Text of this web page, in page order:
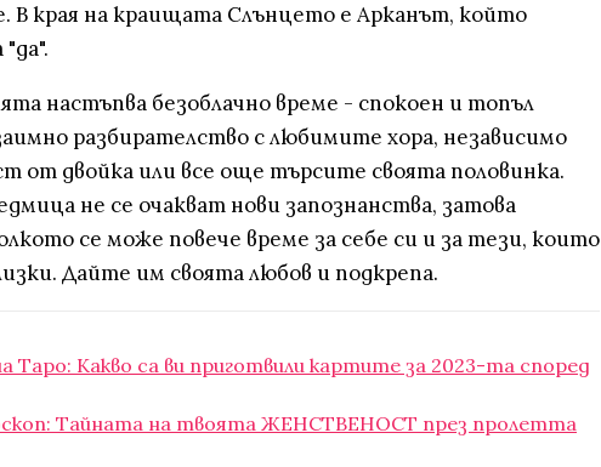
В края на краищата Слънцето е Арканът, който
"да".
настъпва безоблачно време - спокоен и топъл
разбирателство с любимите хора, независимо
от двойка или все още търсите своята половинка.
не се очакват нови запознанства, затова
се може повече време за себе си и за тези, които
Дайте им своята любов и подкрепа.
Таро: Какво са ви приготвили картите за 2023-та според
Тайната на твоята ЖЕНСТВЕНОСТ през пролетта